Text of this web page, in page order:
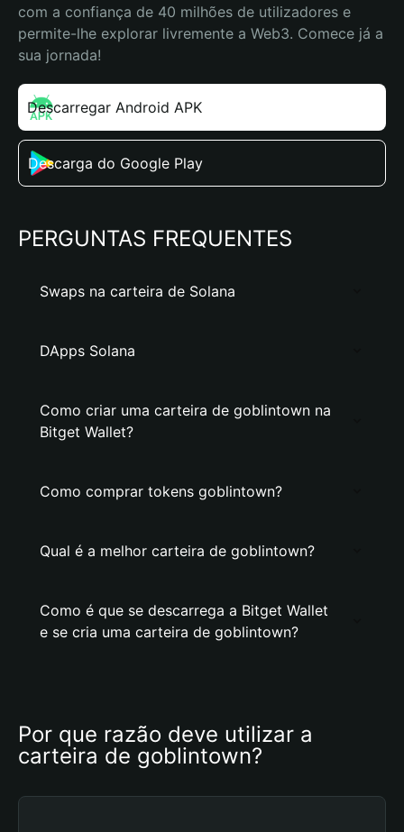
com a confiança de 40 milhões de utilizadores e
permite-lhe explorar livremente a Web3. Comece já a
sua jornada!
Descarregar Android APK
Descarga do Google Play
PERGUNTAS FREQUENTES
Swaps na carteira de Solana
DApps Solana
Como criar uma carteira de goblintown na
Bitget Wallet?
Como comprar tokens goblintown?
Qual é a melhor carteira de goblintown?
Como é que se descarrega a Bitget Wallet
e se cria uma carteira de goblintown?
Por que razão deve utilizar a
carteira de goblintown?